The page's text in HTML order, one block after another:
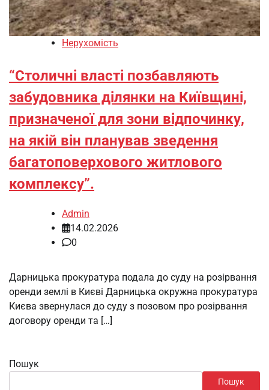
Нерухомість
“Столичні власті позбавляють
забудовника ділянки на Київщині,
призначеної для зони відпочинку,
на якій він планував зведення
багатоповерхового житлового
комплексу”.
Admin
14.02.2026
0
Дарницька прокуратура подала до суду на розірвання
оренди землі в Києві Дарницька окружна прокуратура
Києва звернулася до суду з позовом про розірвання
договору оренди та […]
Пошук
Пошук